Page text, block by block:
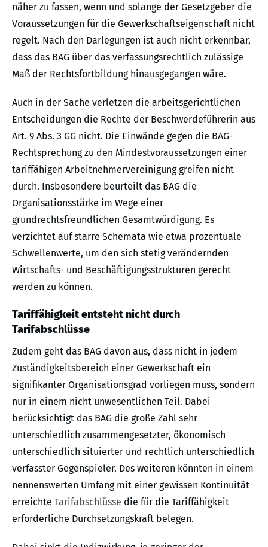
näher zu fassen, wenn und solange der Gesetzgeber die
Voraussetzungen für die Gewerkschaftseigenschaft nicht
regelt. Nach den Darlegungen ist auch nicht erkennbar,
dass das BAG über das verfassungsrechtlich zulässige
Maß der Rechtsfortbildung hinausgegangen wäre.
Auch in der Sache verletzen die arbeitsgerichtlichen
Entscheidungen die Rechte der Beschwerdeführerin aus
Art. 9 Abs. 3 GG nicht. Die Einwände gegen die BAG-
Rechtsprechung zu den Mindestvoraussetzungen einer
tariffähigen Arbeitnehmervereinigung greifen nicht
durch. Insbesondere beurteilt das BAG die
Organisationsstärke im Wege einer
grundrechtsfreundlichen Gesamtwürdigung. Es
verzichtet auf starre Schemata wie etwa prozentuale
Schwellenwerte, um den sich stetig verändernden
Wirtschafts- und Beschäftigungsstrukturen gerecht
werden zu können.
Tariffähigkeit entsteht nicht durch
Tarifabschlüsse
Zudem geht das BAG davon aus, dass nicht in jedem
Zuständigkeitsbereich einer Gewerkschaft ein
signifikanter Organisationsgrad vorliegen muss, sondern
nur in einem nicht unwesentlichen Teil. Dabei
berücksichtigt das BAG die große Zahl sehr
unterschiedlich zusammengesetzter, ökonomisch
unterschiedlich situierter und rechtlich unterschiedlich
verfasster Gegenspieler. Des weiteren könnten in einem
nennenswerten Umfang mit einer gewissen Kontinuität
erreichte Tarifabschlüsse die für die Tariffähigkeit
erforderliche Durchsetzungskraft belegen.